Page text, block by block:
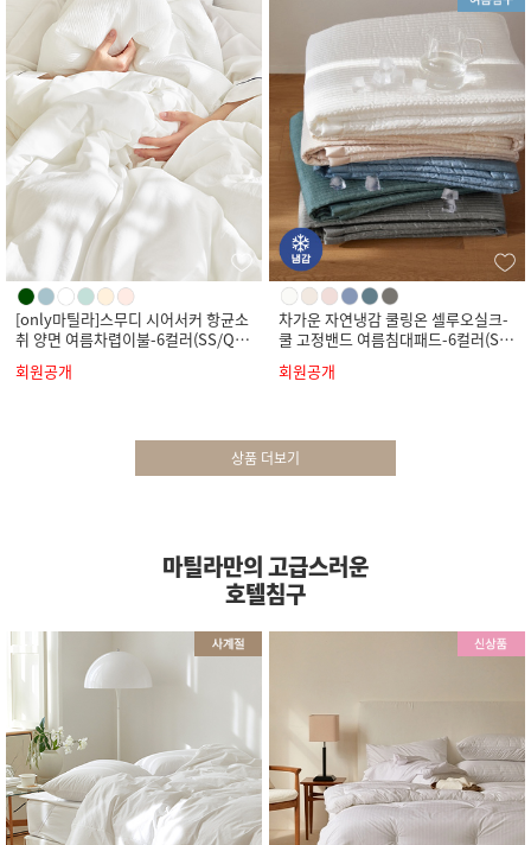
[only마틸라]스무디 시어서커 항균소
취 양면 여름차렵이불-6컬러(SS/Q/
K)
회원공개
차가운 자연냉감 쿨링온 셀루오실크-
쿨 고정밴드 여름침대패드-6컬러(SS/
Q/K)
회원공개
상품 더보기
마틸라만의 고급스러운
호텔침구